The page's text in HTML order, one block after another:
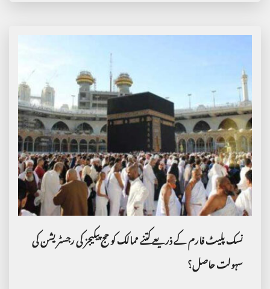
نسک پلیٹ فارم کے ذریعے کتنے ممالک کو حج پیکیجز کی رجسٹریشن کی
سہولت حاصل؟